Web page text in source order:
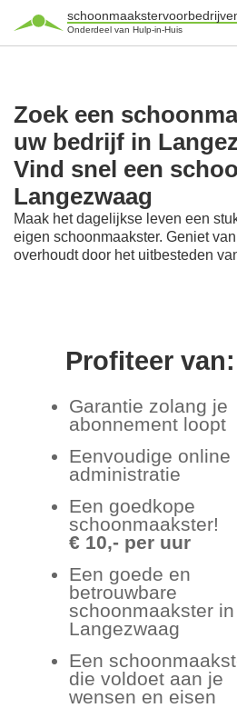
Onderdeel van Hulp-in-Huis
Zoek een
uw bedrijf in
Vind snel een
Langezwaag
Maak het dagelijkse leven een
eigen schoonmaakster. Geniet
overhoudt door het uitbesteden
Profiteer van:
Garantie zolang je
abonnement loopt
Eenvoudige online
administratie
Een goedkope
schoonmaakster!
€ 10,- per uur
Een goede en
betrouwbare
schoonmaakster in
Langezwaag
Een
die voldoet aan je
wensen en eisen